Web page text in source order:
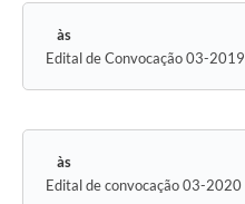
Edital de Convocação 03-2019
Edital de convocação 03-2020